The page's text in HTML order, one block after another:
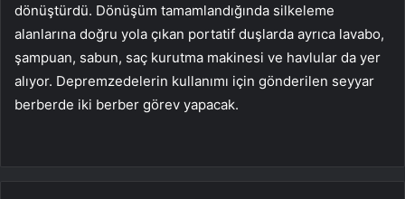
dönüştürdü. Dönüşüm tamamlandığında silkeleme
alanlarına doğru yola çıkan portatif duşlarda ayrıca lavabo,
şampuan, sabun, saç kurutma makinesi ve havlular da yer
alıyor. Depremzedelerin kullanımı için gönderilen seyyar
berberde iki berber görev yapacak.